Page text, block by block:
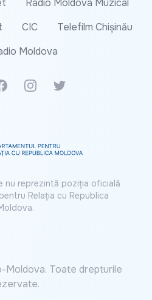
CIC
Telefilm Chișinău
Moldova
InstagramTwitter
nu reprezintă poziția oficială
Relația cu Republica
Toate drepturile